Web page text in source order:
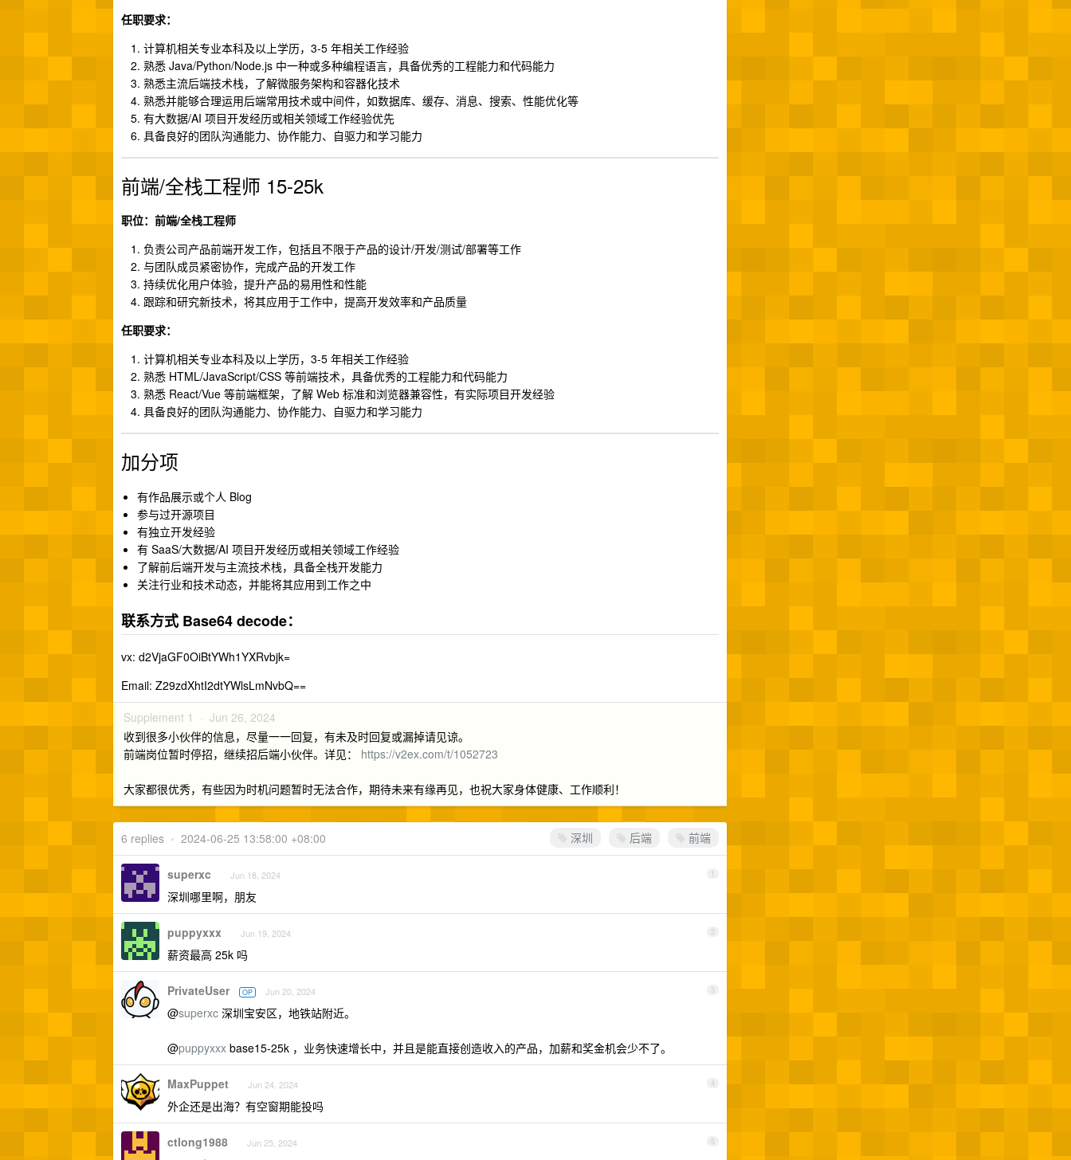
任职要求：
计算机相关专业本科及以上学历，3-5 年相关工作经验
熟悉 Java/Python/Node.js 中一种或多种编程语言，具备优秀的工程能力和代码能力
熟悉主流后端技术栈，了解微服务架构和容器化技术
熟悉并能够合理运用后端常用技术或中间件，如数据库、缓存、消息、搜索、性能优化等
有大数据/AI 项目开发经历或相关领域工作经验优先
具备良好的团队沟通能力、协作能力、自驱力和学习能力
前端/全栈工程师 15-25k
职位：前端/全栈工程师
负责公司产品前端开发工作，包括且不限于产品的设计/开发/测试/部署等工作
与团队成员紧密协作，完成产品的开发工作
持续优化用户体验，提升产品的易用性和性能
跟踪和研究新技术，将其应用于工作中，提高开发效率和产品质量
任职要求：
计算机相关专业本科及以上学历，3-5 年相关工作经验
熟悉 HTML/JavaScript/CSS 等前端技术，具备优秀的工程能力和代码能力
熟悉 React/Vue 等前端框架，了解 Web 标准和浏览器兼容性，有实际项目开发经验
具备良好的团队沟通能力、协作能力、自驱力和学习能力
加分项
有作品展示或个人 Blog
参与过开源项目
有独立开发经验
有 SaaS/大数据/AI 项目开发经历或相关领域工作经验
了解前后端开发与主流技术栈，具备全栈开发能力
关注行业和技术动态，并能将其应用到工作之中
联系方式 Base64 decode：
vx: d2VjaGF0OiBtYWh1YXRvbjk=
Email: Z29zdXhtI2dtYWlsLmNvbQ==
Supplement 1 · Jun 26, 2024
收到很多小伙伴的信息，尽量一一回复，有未及时回复或漏掉请见谅。
前端岗位暂时停招，继续招后端小伙伴。详见： https://v2ex.com/t/1052723
大家都很优秀，有些因为时机问题暂时无法合作，期待未来有缘再见，也祝大家身体健康、工作顺利！
深圳 后端 前端
6 replies • 2024-06-25 13:58:00 +08:00
1
superxc Jun 18, 2024
深圳哪里啊，朋友
2
puppyxxx Jun 19, 2024
薪资最高 25k 吗
3
PrivateUser OP Jun 20, 2024
@superxc 深圳宝安区，地铁站附近。
@puppyxxx base15-25k ，业务快速增长中，并且是能直接创造收入的产品，加薪和奖金机会少不了。
4
MaxPuppet Jun 24, 2024
外企还是出海？有空窗期能投吗
5
ctlong1988 Jun 25, 2024